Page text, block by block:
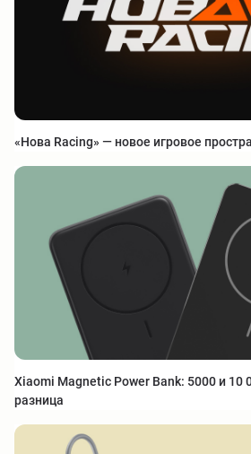
«Нова Racing» — новое игровое
Xiaomi Magnetic Power Bank: 5000 и
разница